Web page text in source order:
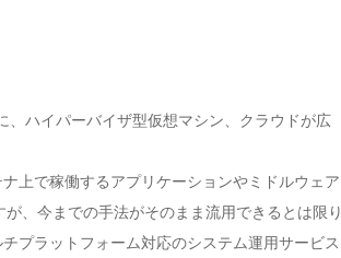
ハイパーバイザ型仮想マシン、クラウドが広
上で稼働するアプリケーションやミドルウェア
、今までの手法がそのまま流用できるとは限り
プラットフォーム対応のシステム運用サービス